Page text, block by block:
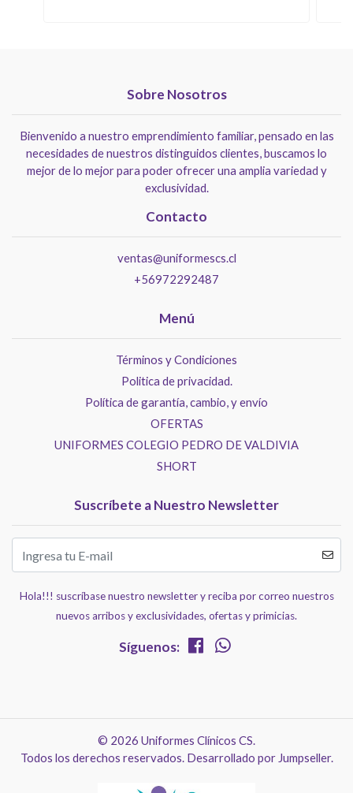
Sobre Nosotros
Bienvenido a nuestro emprendimiento familiar, pensado en las
necesidades de nuestros distinguidos clientes, buscamos lo
mejor de lo mejor para poder ofrecer una amplia variedad y
exclusividad.
Contacto
ventas@uniformescs.cl
+56972292487
Menú
Términos y Condiciones
Politica de privacidad.
Política de garantía, cambio, y envío
OFERTAS
UNIFORMES COLEGIO PEDRO DE VALDIVIA
SHORT
Suscríbete a Nuestro Newsletter
Hola!!! suscríbase nuestro newsletter y reciba por correo nuestros
nuevos arribos y exclusividades, ofertas y primicias.
Síguenos:
© 2026 Uniformes Clínicos CS.
Todos los derechos reservados. Desarrollado por Jumpseller.